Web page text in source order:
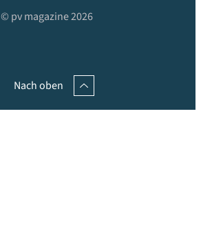
© pv magazine 2026
Nach oben